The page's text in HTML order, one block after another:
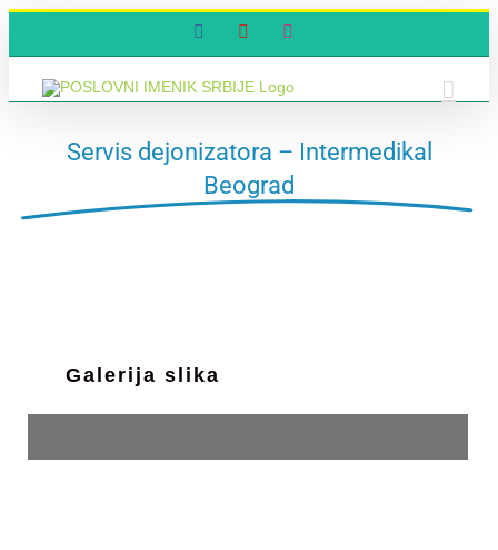
FacebookYouTube
Servis dejonizatora – Intermedikal
Beograd
Galerija slika